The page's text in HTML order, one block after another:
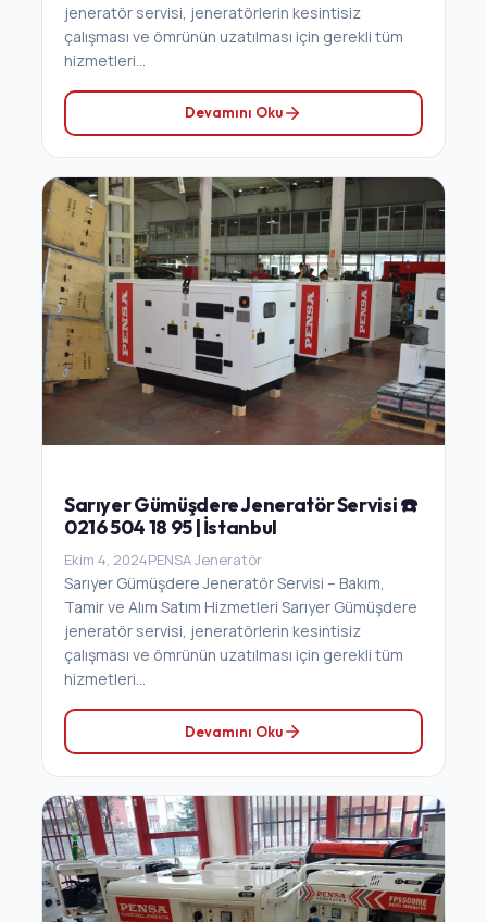
jeneratör servisi, jeneratörlerin kesintisiz
çalışması ve ömrünün uzatılması için gerekli tüm
hizmetleri...
Devamını Oku
Sarıyer Gümüşdere Jeneratör Servisi ☎️
0216 504 18 95 | İstanbul
Ekim 4, 2024PENSA Jeneratör
Sarıyer Gümüşdere Jeneratör Servisi – Bakım,
Tamir ve Alım Satım Hizmetleri Sarıyer Gümüşdere
jeneratör servisi, jeneratörlerin kesintisiz
çalışması ve ömrünün uzatılması için gerekli tüm
hizmetleri...
Devamını Oku